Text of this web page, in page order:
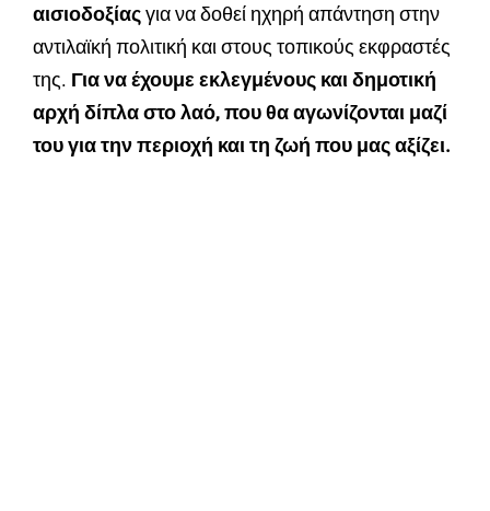
αισιοδοξίαςγια να δοθεί ηχηρή απάντηση στην
αντιλαϊκή πολιτική και στους τοπικούς εκφραστές
της. Για να έχουμε εκλεγμένους και δημοτική
αρχή δίπλα στο λαό, που θα αγωνίζονται μαζί
του για την περιοχή και τη ζωή που μας αξίζει.